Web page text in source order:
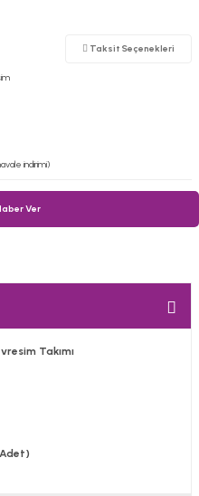
Taksit Seçenekleri
indirimi)
Ver
Takımı